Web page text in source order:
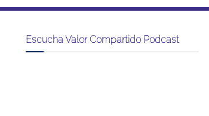
Escucha Valor Compartido Podcast